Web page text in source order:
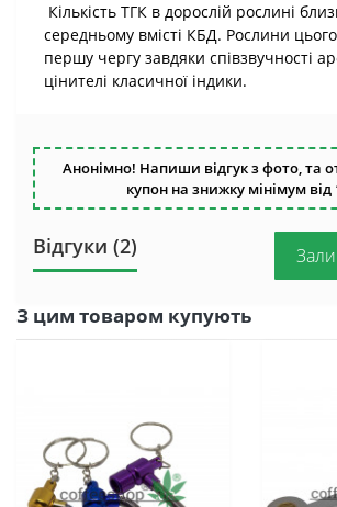
Кількість ТГК в дорослій рослині
середньому вмісті КБД. Рослини
першу чергу завдяки співзвучності
цінителі класичної індики.
Анонімно! Напиши відгук з фото, та
купон на знижку мінімум від
Відгуки (2)
З цим товаром купують